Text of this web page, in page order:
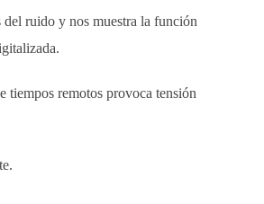
ruido y nos muestra la función
tiempos remotos provoca tensión